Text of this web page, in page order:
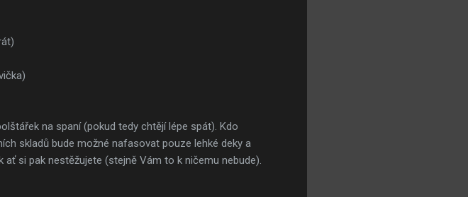
na spaní (pokud tedy chtějí lépe spát). Kdo
skladů bude možné nafasovat pouze lehké deky a
si pak nestěžujete (stejně Vám to k ničemu nebude).